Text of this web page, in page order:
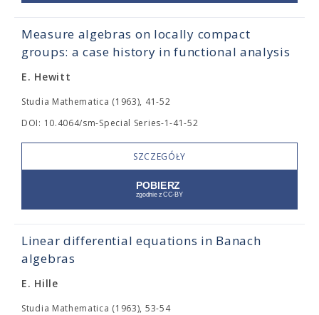
Measure algebras on locally compact
groups: a case history in functional analysis
E. Hewitt
Studia Mathematica (1963), 41-52
DOI: 10.4064/sm-Special Series-1-41-52
SZCZEGÓŁY
Linear differential equations in Banach
algebras
E. Hille
Studia Mathematica (1963), 53-54